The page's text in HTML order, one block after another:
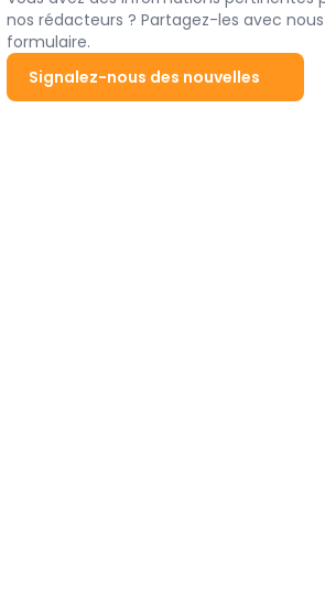
nos rédacteurs ? Partagez-les avec
formulaire.
Signalez-nous des nouvelles